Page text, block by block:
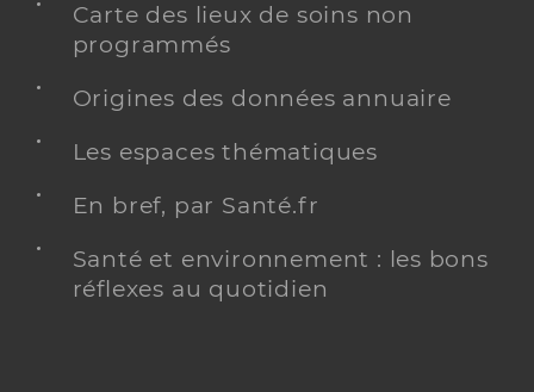
Carte des lieux de soins non
programmés
Origines des données annuaire
Les espaces thématiques
En bref, par Santé.fr
Santé et environnement : les bons
réflexes au quotidien